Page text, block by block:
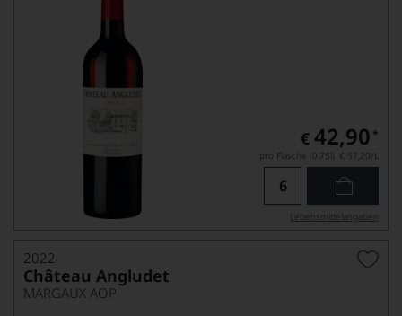
€ 42,90 *
pro Flasche (0.75l), € 57,20/L
Lebensmittel­angaben
2022
Château Angludet
MARGAUX AOP